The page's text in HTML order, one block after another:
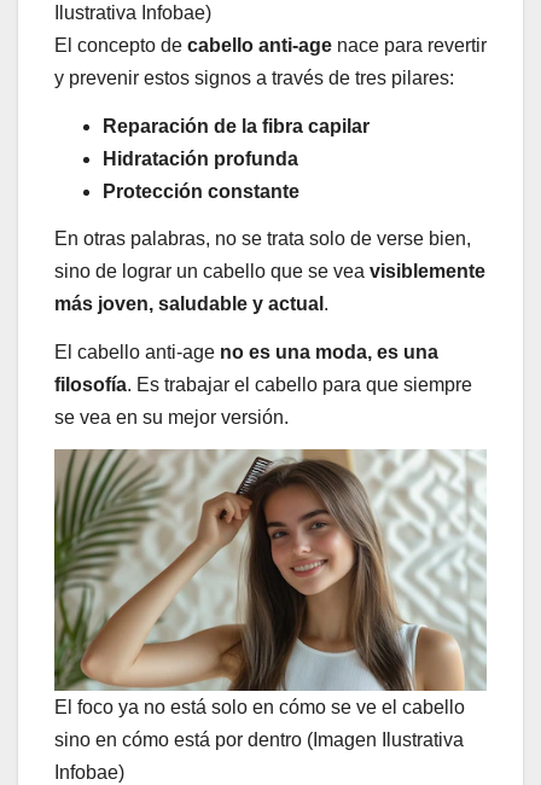
Ilustrativa Infobae)
El concepto de cabello anti-age nace para revertir
y prevenir estos signos a través de tres pilares:
Reparación de la fibra capilar
Hidratación profunda
Protección constante
En otras palabras, no se trata solo de verse bien,
sino de lograr un cabello que se vea visiblemente
más joven, saludable y actual .
El cabello anti-age no es una moda, es una
filosofía. Es trabajar el cabello para que siempre
se vea en su mejor versión.
El foco ya no está solo en cómo se ve el cabello
sino en cómo está por dentro (Imagen Ilustrativa
Infobae)